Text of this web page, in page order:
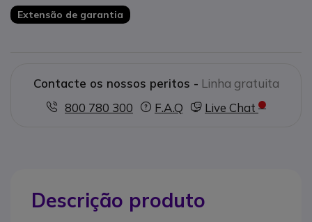
Compatibilidade:Desenvolvido especialmente para o
modelo ZT111
Extensão de garantia
Contacte os nossos peritos - Linha gratuita
800 780 300
F.A.Q Live Chat
Descrição produto